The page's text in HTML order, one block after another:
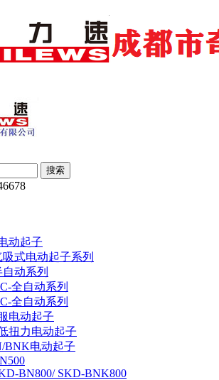
动起子
吸式电动起子系列
自动系列
全自动系列
全自动系列
电动起子
扭力电动起子
BNK电动起子
BN800/ SKD-BNK800